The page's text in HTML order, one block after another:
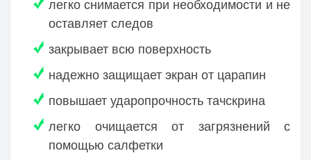
легко снимается при необходимости и не
оставляет следов
закрывает всю поверхность
надежно защищает экран от царапин
повышает ударопрочность тачскрина
легко очищается от загрязнений с
помощью салфетки